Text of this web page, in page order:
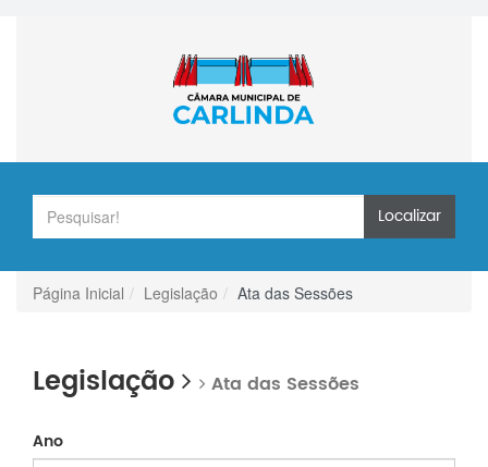
Localizar
Página Inicial Legislação Ata das Sessões
Legislação Ata das Sessões
Ano